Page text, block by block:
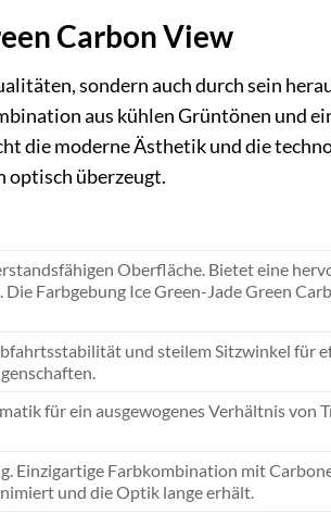
Carbon View
sondern auch durch sein
aus kühlen Grüntönen und
die moderne Ästhetik und die
optisch überzeugt.
Oberfläche. Bietet eine
Farbgebung Ice Green-Jade Green
und steilem Sitzwinkel für
für ein ausgewogenes Verhältnis von
Einzigartige Farbkombination mit
und die Optik lange erhält.